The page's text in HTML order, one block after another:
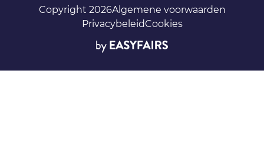
Copyright 2026Algemene voorwaarden
PrivacybeleidCookies